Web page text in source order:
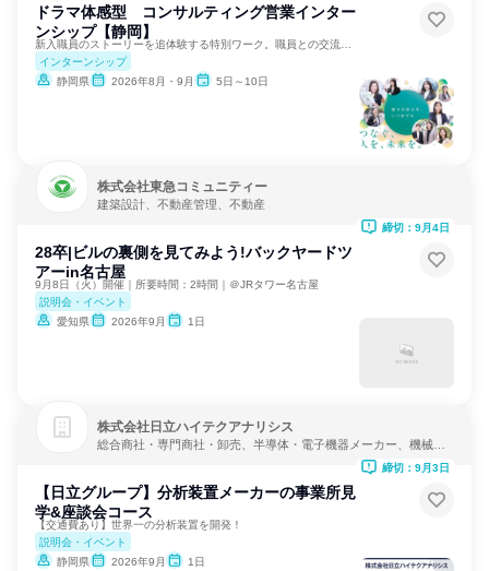
ドラマ体感型 コンサルティング営業インター
ンシップ【静岡】
インターンシップ
静岡県
2026年8月・9月 5日～10日
株式会社東急コミュニティー
建築設計、不動産管理、不動産
28卒|ビルの裏側を見てみよう!バックヤードツ
アーin名古屋
9月8日（火）開催｜所要時間：2時間｜＠JRタワー名古屋
説明会・イベント
愛知県
2026年9月 1日
締切：9月4日
株式会社日立ハイテクアナリシス
総合商社・専門商社・卸売、半導体・電子機器メーカー、機械・
【日立グループ】分析装置メーカーの事業所見
学&座談会コース
【交通費あり】世界一の分析装置を開発！
説明会・イベント
静岡県
2026年9月 1日
締切：9月3日